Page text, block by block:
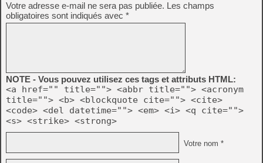
Votre adresse e-mail ne sera pas publiée. Les champs
obligatoires sont indiqués avec *
NOTE - Vous pouvez utilisez ces tags et attributs HTML:
<a href="" title=""> <abbr title=""> <acronym
title=""> <b> <blockquote cite=""> <cite>
<code> <del datetime=""> <em> <i> <q cite="">
<s> <strike> <strong>
Votre nom *